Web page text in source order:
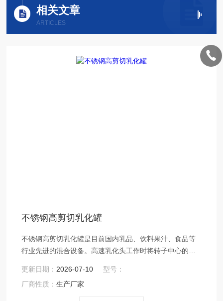
相关文章
ARTICLES
不锈钢高剪切乳化罐
不锈钢高剪切乳化罐是目前国内乳品、饮料果汁、食品等
行业先进的混合设备。高速乳化头工作时将转子中心的物
通过剪切、碰撞、粉碎而达到乳化的目的。是集混合、乳
化、均质、溶解、粉碎等功能于一体的设备。
更新日期： 2026-07-10
型号：
厂商性质：生产厂家